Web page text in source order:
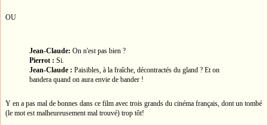
OU
Jean-Claude: On n'est pas bien ?
Pierrot : Si.
Jean-Claude : Paisibles, à la fraîche, décontractés du gland ? Et on
bandera quand on aura envie de bander !
Y en a pas mal de bonnes dans ce film avec trois grands du cinéma français, dont un tombé
(le mot est malheureusement mal trouvé) trop tôt!